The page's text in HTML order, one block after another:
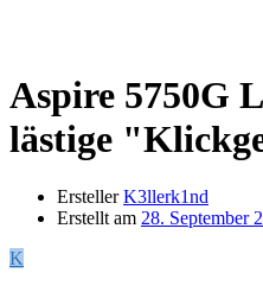
Aspire 5750G
lästige
Ersteller K3llerk1nd
Erstellt am 28. September
K